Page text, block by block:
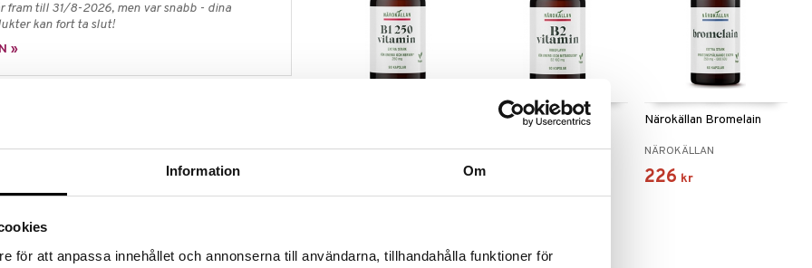
Information Om
för att anpassa innehållet och annonserna till användarna, tillhandahålla funktioner för
fram till 31/8-2026, men var snabb - dina
kan fort ta slut!
»
av immunsystemet, upprätthåller normal syn och
insidan av näsa och lungor (de första
serie vitaminer och mineraler. Alla onödiga
som drar sin näring långt ner i jorden.
och bryts ner snabbt i magen.
NÄROKÄLLAN
Närokällan B2
NÄROKÄLLAN
141
Närokällan Bromelain
NÄROKÄLLAN
226 kr